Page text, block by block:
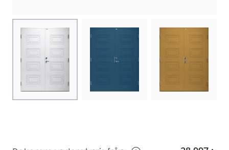
Choose image Choose image Choose image